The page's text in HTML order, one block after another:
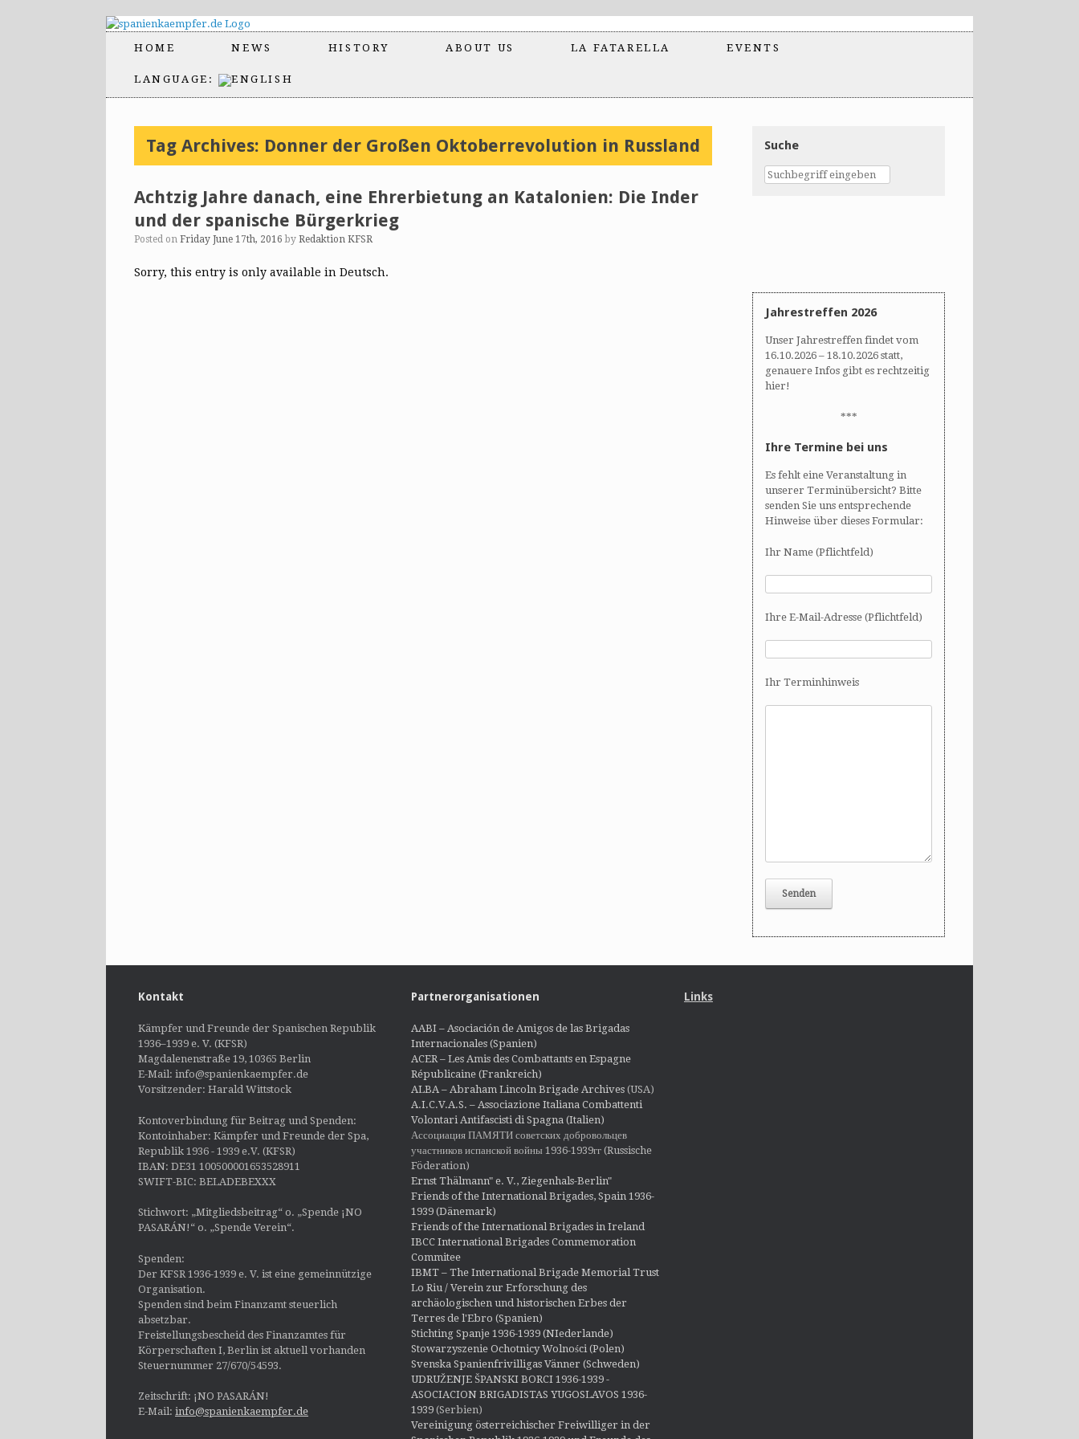
HOME NEWS HISTORY ABOUT US LA FATARELLA EVENTS
LANGUAGE:
Tag Archives: Donner der Großen Oktoberrevolution in Russland
Achtzig Jahre danach, eine Ehrerbietung an Katalonien: Die Inder
und der spanische Bürgerkrieg
Posted on Friday June 17th, 2016 by Redaktion KFSR
Sorry, this entry is only available in Deutsch.
Suche
Jahrestreffen 2026
Unser Jahrestreffen findet vom
16.10.2026 – 18.10.2026 statt,
genauere Infos gibt es rechtzeitig
hier!
***
Ihre Termine bei uns
Es fehlt eine Veranstaltung in
unserer Terminübersicht? Bitte
senden Sie uns entsprechende
Hinweise über dieses Formular:
Ihr Name (Pflichtfeld)
Ihre E-Mail-Adresse (Pflichtfeld)
Ihr Terminhinweis
Kontakt
Kämpfer und Freunde der Spanischen Republik
1936–1939 e. V. (KFSR)
Magdalenenstraße 19, 10365 Berlin
E-Mail: info@spanienkaempfer.de
Vorsitzender: Harald Wittstock
Kontoverbindung für Beitrag und Spenden:
Kontoinhaber: Kämpfer und Freunde der Spa,
Republik 1936 - 1939 e.V. (KFSR)
IBAN: DE31 100500001653528911
SWIFT-BIC: BELADEBEXXX
Stichwort: „Mitgliedsbeitrag“ o. „Spende ¡NO
PASARÁN!“ o. „Spende Verein“.
Spenden:
Der KFSR 1936-1939 e. V. ist eine gemeinnützige
Organisation.
Spenden sind beim Finanzamt steuerlich
absetzbar.
Freistellungsbescheid des Finanzamtes für
Körperschaften I, Berlin ist aktuell vorhanden
Steuernummer 27/670/54593.
Zeitschrift: ¡NO PASARÁN!
E-Mail: info@spanienkaempfer.de
Partnerorganisationen
AABI – Asociación de Amigos de las Brigadas
Internacionales (Spanien)
ACER – Les Amis des Combattants en Espagne
Républicaine (Frankreich)
ALBA – Abraham Lincoln Brigade Archives(USA)
A.I.C.V.A.S. – Associazione Italiana Combattenti
Volontari Antifascisti di Spagna (Italien)
Ассоциация ПАМЯТИ советских добровольцев
участников испанской войны 1936-1939гг (Russische
Föderation)
Ernst Thälmann" e. V., Ziegenhals-Berlin"
Friends of the International Brigades, Spain 1936-
1939 (Dänemark)
Friends of the International Brigades in Ireland
IBCC International Brigades Commemoration
Commitee
IBMT – The International Brigade Memorial Trust
Lo Riu / Verein zur Erforschung des
archäologischen und historischen Erbes der
Terres de l'Ebro (Spanien)
Stichting Spanje 1936-1939 (NIederlande)
Stowarzyszenie Ochotnicy Wolności (Polen)
Svenska Spanienfrivilligas Vänner (Schweden)
UDRUŽENJE ŠPANSKI BORCI 1936-1939 -
ASOCIACION BRIGADISTAS YUGOSLAVOS 1936-
1939(Serbien)
Vereinigung österreichischer Freiwilliger in der
Links